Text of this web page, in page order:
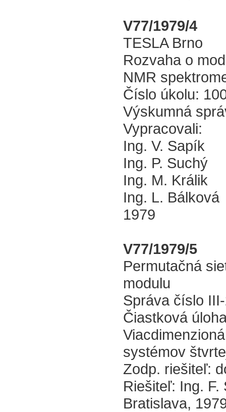
V77/1979/4
TESLA Brno
Rozvaha o
NMR
Číslo úkolu:
Výskumná
Vypracovali:
Ing. V. Sapík
Ing. P. Suchý
Ing. M. Králik
Ing. L. Bálková
1979
V77/1979/5
Permutačná
modulu
Správa číslo
Čiastková
systémov
Zodp. riešiteľ:
Riešiteľ: Ing. F.
Bratislava,